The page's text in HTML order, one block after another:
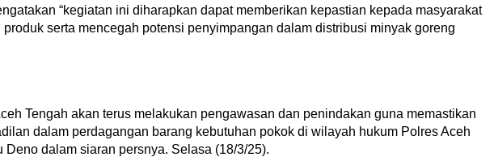
“kegiatan ini diharapkan dapat memberikan kepastian kepada masyarakat
serta mencegah potensi penyimpangan dalam distribusi minyak goreng
Tengah akan terus melakukan pengawasan dan penindakan guna memastikan
dalam perdagangan barang kebutuhan pokok di wilayah hukum Polres Aceh
Deno dalam siaran persnya. Selasa (18/3/25).